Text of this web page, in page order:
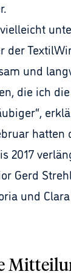
der
und
die ich
hatten
2017
Gerd
und